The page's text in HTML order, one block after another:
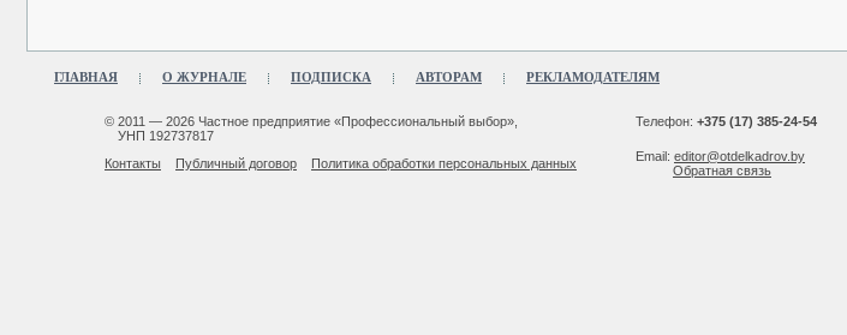
ГЛАВНАЯ О ЖУРНАЛЕ ПОДПИСКА АВТОРАМ РЕКЛАМОДАТЕЛЯМ
© 2011 — 2026 Частное предприятие «Профессиональный выбор»,
УНП 192737817
Контакты
Публичный договор Политика обработки персональных данных
Телефон: +375 (17) 385-24-54
Email: editor@otdelkadrov.by
Обратная связь